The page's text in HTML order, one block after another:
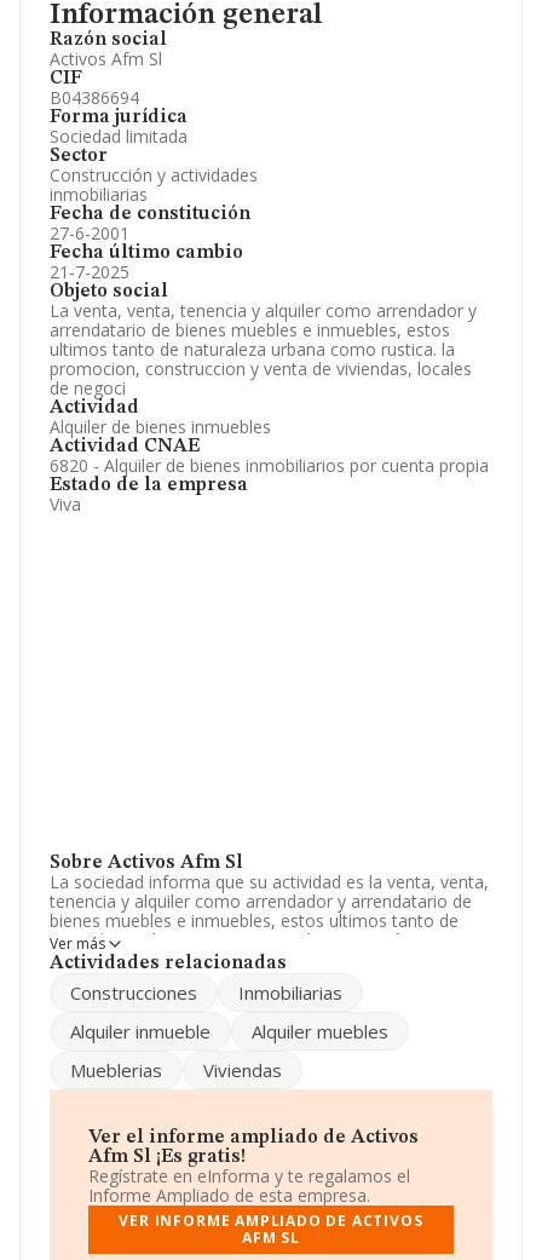
Información general
Razón social
Activos Afm Sl
CIF
B04386694
Forma jurídica
Sociedad limitada
Sector
Construcción y actividades
inmobiliarias
Fecha de constitución
27-6-2001
Fecha último cambio
21-7-2025
Objeto social
La venta, venta, tenencia y alquiler como arrendador y
arrendatario de bienes muebles e inmuebles, estos
ultimos tanto de naturaleza urbana como rustica. la
promocion, construccion y venta de viviendas, locales
de negoci
Actividad
Alquiler de bienes inmuebles
Actividad CNAE
6820 - Alquiler de bienes inmobiliarios por cuenta propia
Estado de la empresa
Viva
Sobre Activos Afm Sl
La sociedad informa que su actividad es la venta, venta,
tenencia y alquiler como arrendador y arrendatario de
bienes muebles e inmuebles, estos ultimos tanto de
naturaleza urbana como rustica. la promoción,
construcción y venta de viviendas, locales de negoci. La
actividad de referencia CNAE corresponde a 'Alquiler de
6820. La empresa no tiene actividad en mercados
La dirección de correo esactivosafm@gmail.com.
La empresa española Activos Afm S.L, con CIF
B04386694, tiene su domicilio social establecido en
Calle Regocijos núm. 11 At, (04003), Almería, Andalucía.
Con los datos a disposición de INFORMA sobre 132.555
empresas pertenecientes al sector, a nivel nacional la
facturación asciende a 22.737 millones de euros y la
Ver más
Actividades relacionadas
Construcciones
Inmobiliarias
Alquiler inmueble
Alquiler muebles
Mueblerias
Viviendas
Ver el informe ampliado de Activos
Afm Sl ¡Es gratis!
Regístrate en eInforma y te regalamos el
Informe Ampliado de esta empresa.
VER INFORME AMPLIADO DE ACTIVOS
AFM SL